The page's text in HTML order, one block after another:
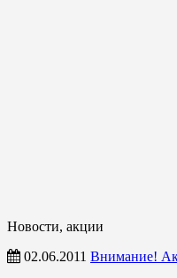
Новости, акции
02.06.2011 Внимание!